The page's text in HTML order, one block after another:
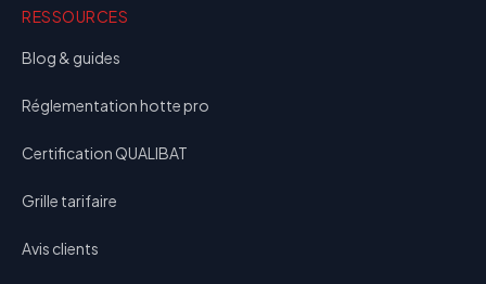
RESSOURCES
Blog & guides
Réglementation hotte pro
Certification QUALIBAT
Grille tarifaire
Avis clients